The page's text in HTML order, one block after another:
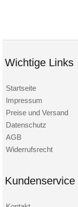
Wichtige Links
Startseite
Impressum
Preise und Versand
Datenschutz
AGB
Widerrufsrecht
Kundenservice